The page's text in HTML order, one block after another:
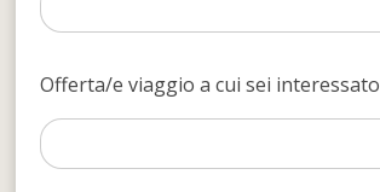
Offerta/e viaggio a cui sei interessato